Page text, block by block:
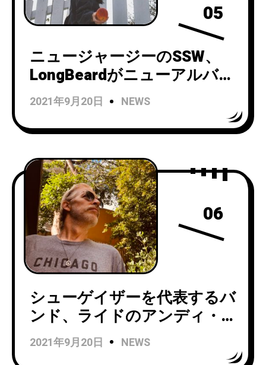
05
ニュージャージーのSSW、
LongBeardがニューアルバム
『Means ToMe』を9/18リリ
ース！
2021年9月20日 NEWS
06
シューゲイザーを代表するバ
ンド、ライドのアンディ・
ベルから早くもソロ新作が到
着！
2021年9月20日 NEWS